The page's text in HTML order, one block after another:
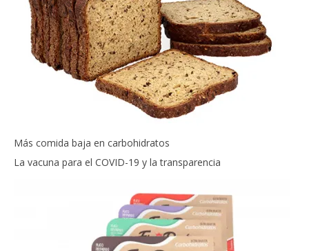
Más comida baja en carbohidratos
La vacuna para el COVID-19 y la transparencia